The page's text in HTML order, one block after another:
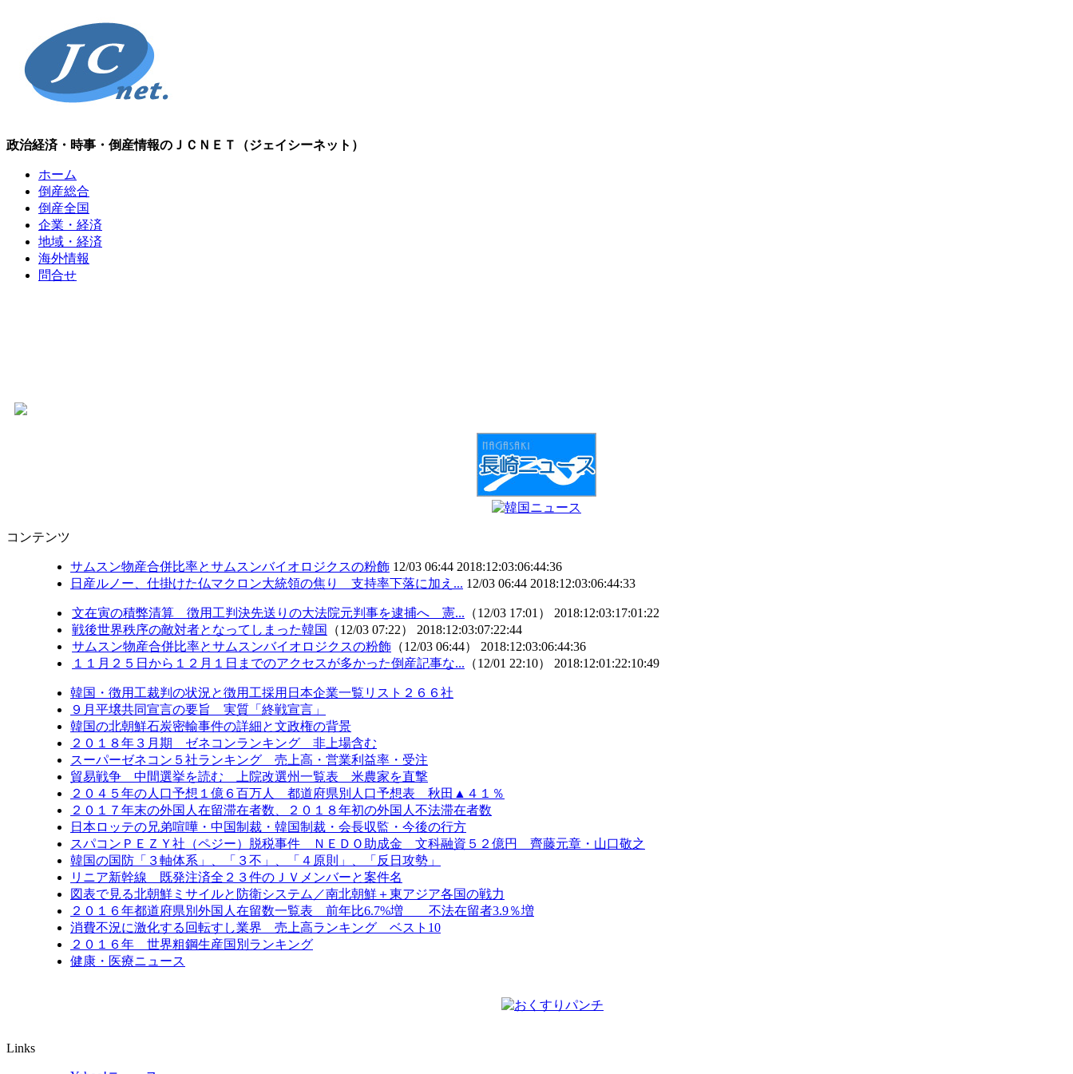
政治経済・時事・倒産情報のＪＣＮＥＴ（ジェイシーネット）
ホーム
倒産総合
倒産全国
企業・経済
地域・経済
海外情報
問合せ
コンテンツ
サムスン物産合併比率とサムスンバイオロジクスの粉飾 12/03 06:44 2018:12:03:06:44:36
日産ルノー、仕掛けた仏マクロン大統領の焦り 支持率下落に加え... 12/03 06:44 2018:12:03:06:44:33
文在寅の積弊清算 徴用工判決先送りの大法院元判事を逮捕へ 憲... （12/03 17:01） 2018:12:03:17:01:22
戦後世界秩序の敵対者となってしまった韓国
（12/03 07:22） 2018:12:03:07:22:44
サムスン物産合併比率とサムスンバイオロジクスの粉飾 （12/03 06:44） 2018:12:03:06:44:36
１１月２５日から１２月１日までのアクセスが多かった倒産記事な... （12/01 22:10） 2018:12:01:22:10:49
韓国・徴用工裁判の状況と徴用工採用日本企業一覧リスト２６６社
９月平壌共同宣言の要旨 実質「終戦宣言」
韓国の北朝鮮石炭密輸事件の詳細と文政権の背景
２０１８年３月期 ゼネコンランキング 非上場含む
スーパーゼネコン５社ランキング 売上高・営業利益率・受注
貿易戦争 中間選挙を読む 上院改選州一覧表 米農家を直撃
２０４５年の人口予想１億６百万人 都道府県別人口予想表 秋田▲４１％
２０１７年末の外国人在留滞在者数、２０１８年初の外国人不法滞在者数
日本ロッテの兄弟喧嘩・中国制裁・韓国制裁・会長収監・今後の行方
スパコンＰＥＺＹ社（ペジー）脱税事件 ＮＥＤＯ助成金 文科融資５２億円 齊藤元章・山口敬之
韓国の国防「３軸体系」、「３不」、「４原則」、「反日攻勢」
リニア新幹線 既発注済全２３件のＪＶメンバーと案件名
図表で見る北朝鮮ミサイルと防衛システム／南北朝鮮＋東アジア各国の戦力
２０１６年都道府県別外国人在留数一覧表 前年比6.7%増 不法在留者3.9％増
消費不況に激化する回転すし業界 売上高ランキング ベスト10
２０１６年 世界粗鋼生産国別ランキング
健康・医療ニュース
Links